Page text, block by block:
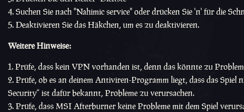
Suchen Sie nach "Nahimic service" oder drücken Sie 'n' für die
Deaktivieren Sie das Häkchen, um es zu deaktivieren.
Weitere Hinweise:
Prüfe, dass kein VPN vorhanden ist, denn das könnte zu
Prüfe, ob es an deinem Antiviren-Programm liegt, dass das
Security“ ist dafür bekannt, Probleme zu verursachen.
Prüfe, dass MSI Afterburner keine Probleme mit dem Spiel